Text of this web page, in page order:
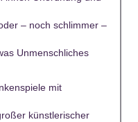
– noch schlimmer –
Unmenschliches
mit
künstlerischer